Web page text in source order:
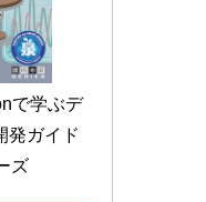
で学ぶデ
発ガイド
ズ